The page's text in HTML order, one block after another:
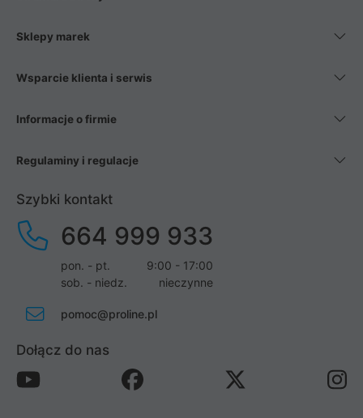
Sklepy marek
Wsparcie klienta i serwis
Informacje o firmie
Regulaminy i regulacje
Szybki kontakt
664 999 933
pon. - pt.
9:00 - 17:00
sob. - niedz.
nieczynne
pomoc@proline.pl
Dołącz do nas